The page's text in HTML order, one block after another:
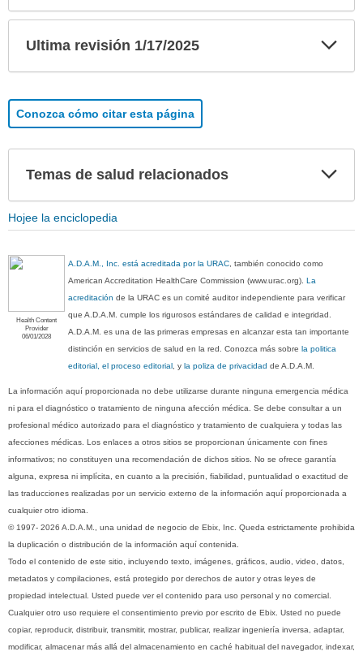
Ultima revisión 1/17/2025
Conozca cómo citar esta página
Temas de salud relacionados
Hojee la enciclopedia
Health Content
Provider
06/01/2028
A.D.A.M., Inc. está acreditada por la URAC , también conocido como
American Accreditation HealthCare Commission (www.urac.org).La
acreditación de la URAC es un comité auditor independiente para verificar
que A.D.A.M. cumple los rigurosos estándares de calidad e integridad.
A.D.A.M. es una de las primeras empresas en alcanzar esta tan importante
distinción en servicios de salud en la red. Conozca más sobrela politica
editorial, el proceso editorial , yla poliza de privacidad de A.D.A.M.
La información aquí proporcionada no debe utilizarse durante ninguna emergencia médica
ni para el diagnóstico o tratamiento de ninguna afección médica. Se debe consultar a un
profesional médico autorizado para el diagnóstico y tratamiento de cualquiera y todas las
afecciones médicas. Los enlaces a otros sitios se proporcionan únicamente con fines
informativos; no constituyen una recomendación de dichos sitios. No se ofrece garantía
alguna, expresa ni implícita, en cuanto a la precisión, fiabilidad, puntualidad o exactitud de
las traducciones realizadas por un servicio externo de la información aquí proporcionada a
cualquier otro idioma.
© 1997- 2026 A.D.A.M., una unidad de negocio de Ebix, Inc. Queda estrictamente prohibida
la duplicación o distribución de la información aquí contenida.
Todo el contenido de este sitio, incluyendo texto, imágenes, gráficos, audio, video, datos,
metadatos y compilaciones, está protegido por derechos de autor y otras leyes de
propiedad intelectual. Usted puede ver el contenido para uso personal y no comercial.
Cualquier otro uso requiere el consentimiento previo por escrito de Ebix. Usted no puede
copiar, reproducir, distribuir, transmitir, mostrar, publicar, realizar ingeniería inversa, adaptar,
modificar, almacenar más allá del almacenamiento en caché habitual del navegador, indexar,